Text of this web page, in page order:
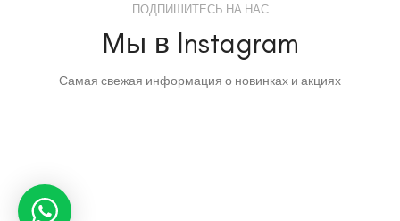
ПОДПИШИТЕСЬ НА НАС
Мы в Instagram
Самая свежая информация о новинках и акциях